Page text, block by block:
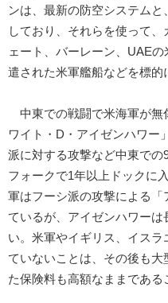
ンは、最新の防空システム
しており、それらを使って
ェート、バーレーン、UAE
遣された米軍艦船などを標的
中東での戦闘で米海軍が無
ワイト・D・アイゼンハワー
派に対する攻撃など中東で
フォークで1年以上ドックに
軍はフーシ派の攻撃による
ているが、アイゼンハワー
い。米軍やイギリス、イス
ていないことは、その後も大
た保険料も高額なままである